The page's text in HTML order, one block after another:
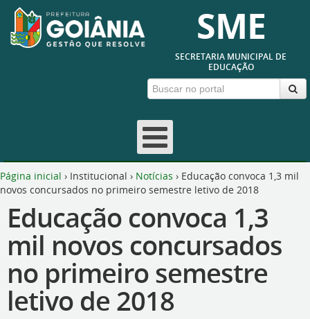
SME
SECRETARIA MUNICIPAL DE
EDUCAÇÃO
Página inicial › Institucional › Notícias › Educação convoca 1,3 mil
novos concursados no primeiro semestre letivo de 2018
Educação convoca 1,3
mil novos concursados
no primeiro semestre
letivo de 2018